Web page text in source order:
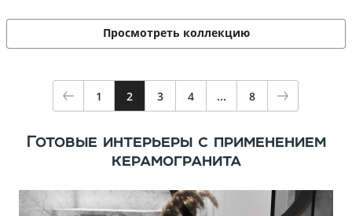
Просмотреть коллекцию
1 2 3 4 ... 8
Готовые интерьеры с применением
керамогранита